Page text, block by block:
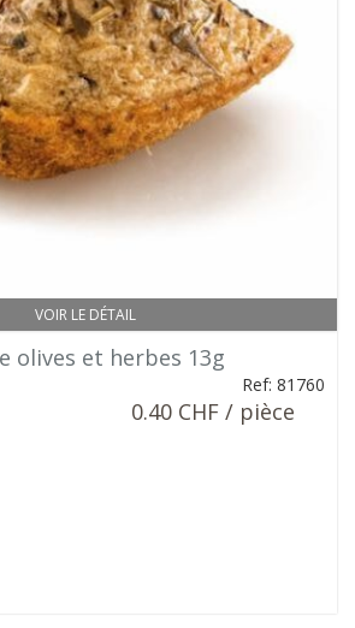
VOIR LE DÉTAIL
olives et herbes 13g
Ref: 81760
0.40 CHF / pièce